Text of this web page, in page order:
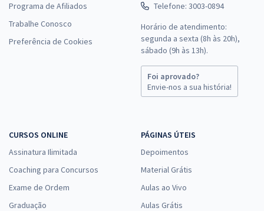
Programa de Afiliados
Trabalhe Conosco
Preferência de Cookies
Telefone: 3003-0894
Horário de atendimento:
segunda a sexta (8h às 20h),
sábado (9h às 13h).
Foi aprovado?
Envie-nos a sua história!
CURSOS ONLINE
Assinatura Ilimitada
Coaching para Concursos
Exame de Ordem
Graduação
PÁGINAS ÚTEIS
Depoimentos
Material Grátis
Aulas ao Vivo
Aulas Grátis